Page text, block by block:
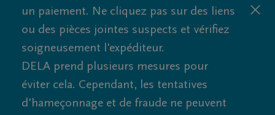
un paiement. Ne cliquez pas sur des liens
ou des pièces jointes suspects et vérifiez
soigneusement l'expéditeur.
DELA prend plusieurs mesures pour
éviter cela. Cependant, les tentatives
d'hameçonnage et de fraude ne peuvent